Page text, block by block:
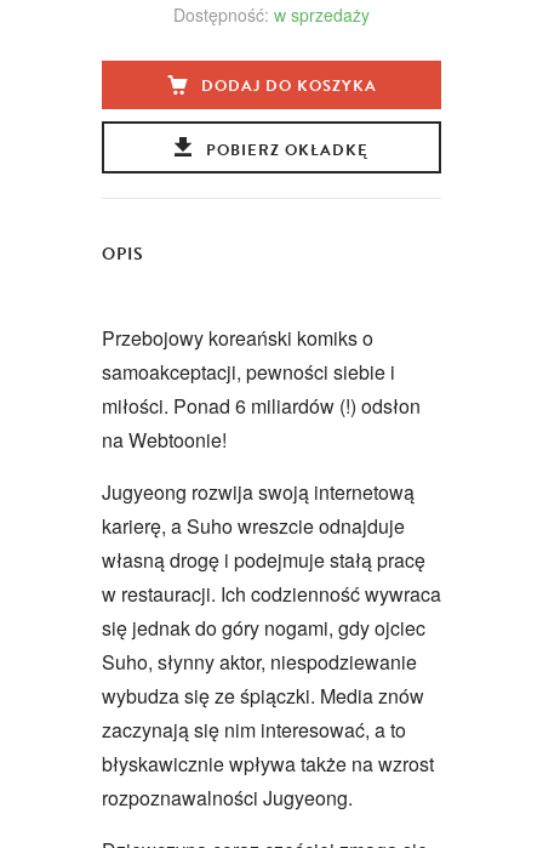
Dostępność: w sprzedaży
DODAJ DO KOSZYKA
POBIERZ OKŁADKĘ
OPIS
Przebojowy koreański komiks o
samoakceptacji, pewności siebie i
miłości. Ponad 6 miliardów (!) odsłon
na Webtoonie!
Jugyeong rozwija swoją internetową
karierę, a Suho wreszcie odnajduje
własną drogę i podejmuje stałą pracę
w restauracji. Ich codzienność wywraca
się jednak do góry nogami, gdy ojciec
Suho, słynny aktor, niespodziewanie
wybudza się ze śpiączki. Media znów
zaczynają się nim interesować, a to
błyskawicznie wpływa także na wzrost
rozpoznawalności Jugyeong.